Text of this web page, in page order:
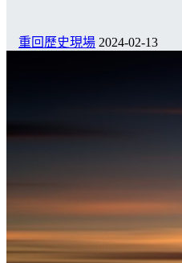
重回歷史現場 2024-02-13